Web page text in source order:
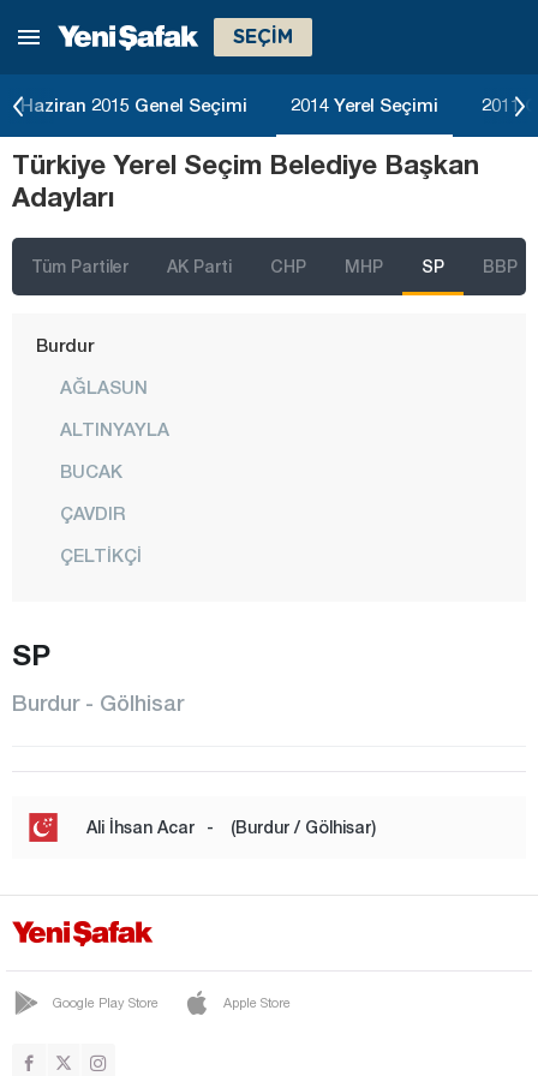
SEÇİM
Haziran 2015 Genel Seçimi 2014 Yerel Seçimi 2011
Türkiye Yerel Seçim Belediye Başkan
Adayları
Tüm Partiler AK Parti CHP MHP SP BBP
Bartın
Bilecik
Bingöl
Bolu
Burdur
AĞLASUN
ALTINYAYLA
BUCAK
ÇAVDIR
ÇELTİKÇİ
KEMER
KOCAALİLER
MERKEZ
TEFENNİ
YEŞİLOVA
Çankırı
SP
Burdur - Gölhisar
Ali İhsan Acar - (Burdur / Gölhisar)
Google Play Store Apple Store